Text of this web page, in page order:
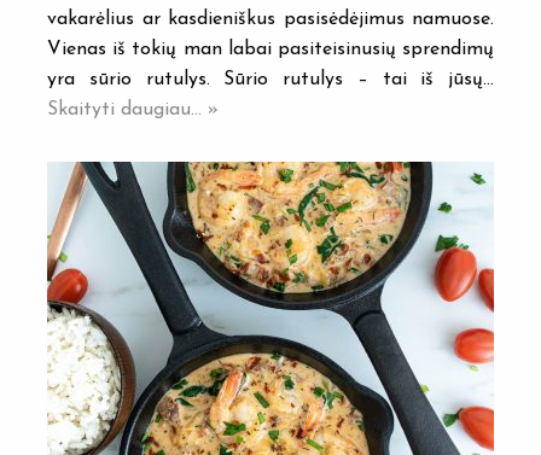
vakarėlius ar kasdieniškus pasisėdėjimus namuose.
Vienas iš tokių man labai pasiteisinusių sprendimų
yra sūrio rutulys. Sūrio rutulys – tai iš jūsų…
Skaityti daugiau... »